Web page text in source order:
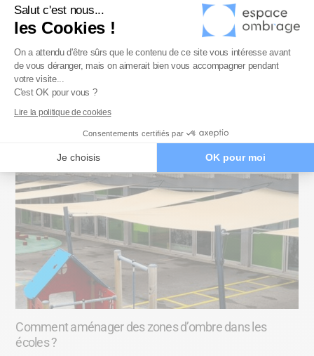
Salut c'est nous...
les Cookies !
Plateforme de Gestion du
On a attendu d'être sûrs que le contenu de ce site vous intéresse avant
de vous déranger, mais on aimerait bien vous accompagner pendant
votre visite...
C'est OK pour vous ?
Lire la politique de cookies
Consentements certifiés par
Je choisis OK pour moi
Axeptio consent
Comment fixer une voile d’ombrage sans percer ?
Pour accrocher une voile d’ombrage sans percer, vous allez devoir
utiliser des mâts de fixation. Ils vous fourniront des points
d’accroche extérieurs à la maison, vous permettant d’installer une
Comment aménager des zones d’ombre dans les
écoles ?